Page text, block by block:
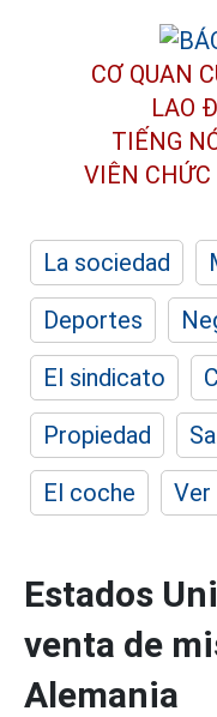
CƠ QUAN
LAO
TIẾNG
VIÊN CHỨC
La sociedad
Deportes
El sindicato
Propiedad
El coche
Ver
Estados
venta de
Alemania